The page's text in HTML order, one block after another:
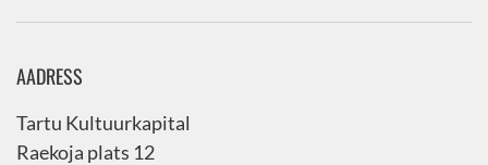
AADRESS
Tartu Kultuurkapital
Raekoja plats 12